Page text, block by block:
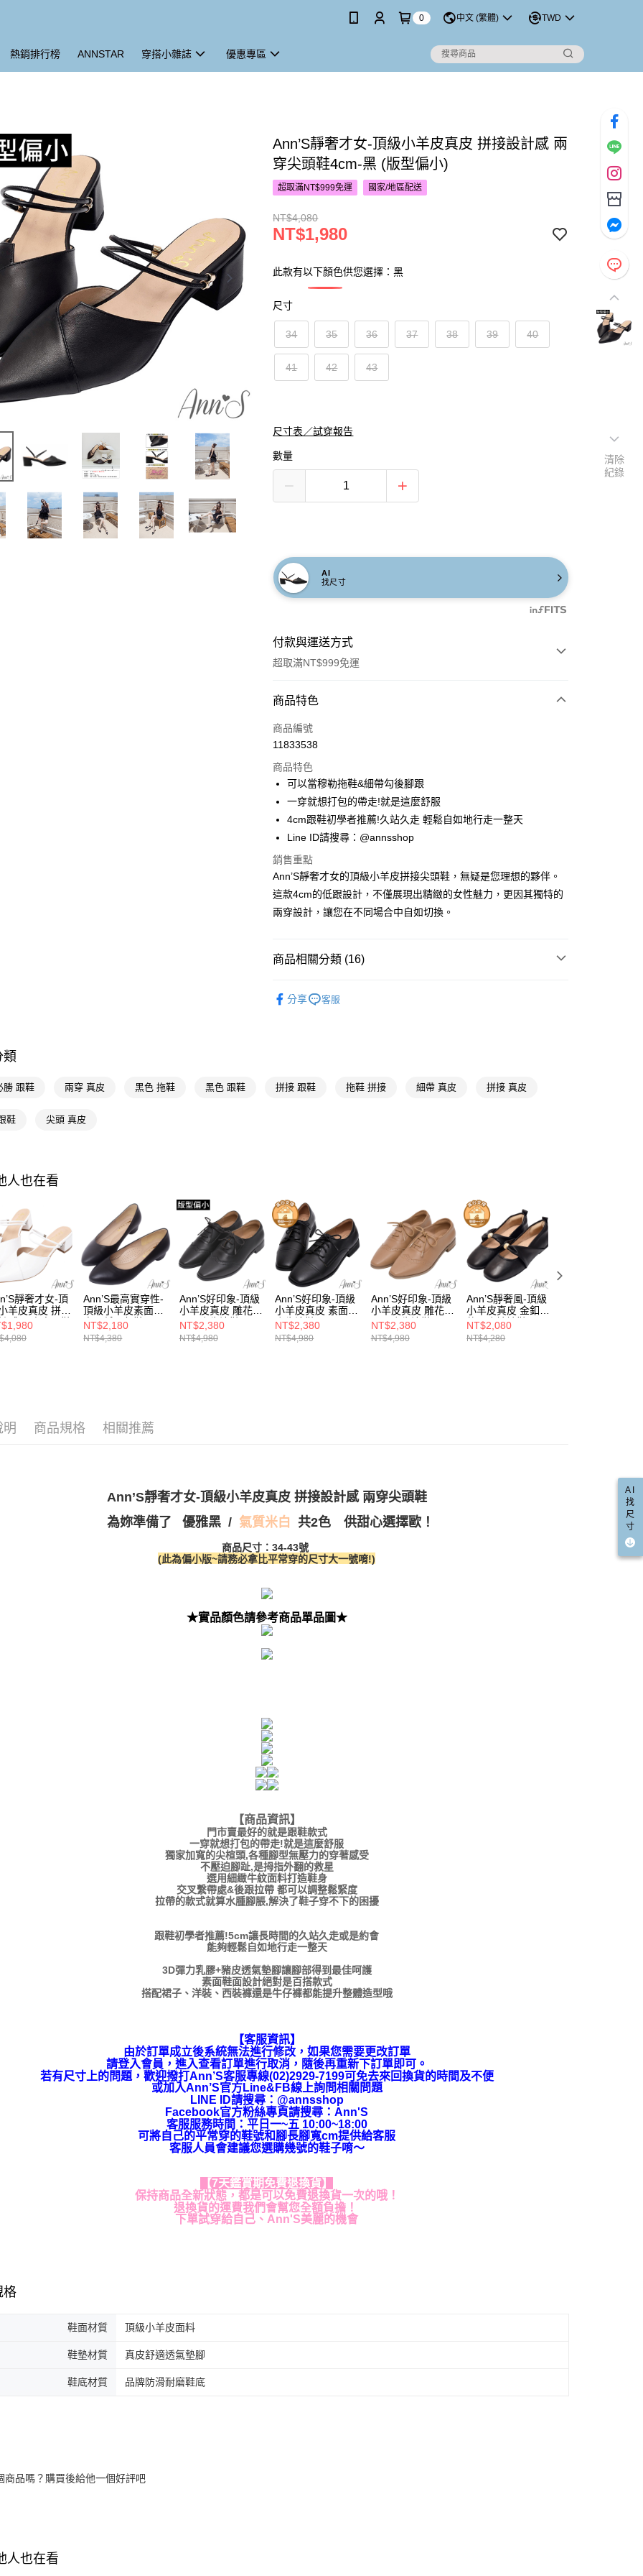
0 中文 (繁體) TWD
熱銷排行榜 ANNSTAR 穿搭小雜誌 優惠專區
Ann’S靜奢才女-頂級小羊皮真皮 拼接設計感 兩
穿尖頭鞋4cm-黑 (版型偏小)
超取滿NT$999免運 國家/地區配送
NT$4,080
NT$1,980
此款有以下顏色供您選擇：黑
尺寸
34 35 36 37 38 39 40
41 42 43
尺寸表／試穿報告
數量
AI
找尺寸
付款與運送方式
超取滿NT$999免運
付款方式
信用卡一次付款
3 期 0 利率 每期 NT$660
合作金庫商業銀行
第一商業銀行
華南商業銀行
彰化商業銀行
國泰世華商業銀行
臺灣中小企業銀行
匯豐（台灣）商業銀行
華泰商業銀行
聯邦商業銀行
遠東國際商業銀行
玉山商業銀行
星展（台灣）商業銀行
6 期 0 利率 每期NT$330
合作金庫商業銀行
第一商業銀行
華南商業銀行
國泰世華商業銀行
臺灣中小企業銀行
台中商業銀行
匯豐（台灣）商業銀行
華泰商業銀行
聯邦商業銀行
遠東國際商業銀行
台新國際商業銀行
購物金
LINE Pay
悠遊付
1.本服務由台灣大哥大提供，台灣大哥大用戶可立即使用無須另外申請。
2.付款方式選擇「大哥付你分期」，訂單成立後會自動跳轉到大哥付的交易
醒簡訊。
2.透過簡訊連結打開帳單後，可選擇「超商條碼／台灣大直營門市／銀行轉
帳／街口支付／iPASS MONEY」等通路繳費。
【注意事項】
1.本服務係由「台灣大哥大股份有限公司」（以下簡稱本公司）所提供，讓
用戶於交易時，得透過本服務購買商品或服務，並由商店將買賣／分期付
款買賣價金債權讓與本公司後，依約使用本公司帳單繳交帳款。
2.基於同意付款使用「大哥付你分期」之契約關係目的，商店將以您的個人
資料（包含姓名、電話或地址）提供予台灣大哥大進項蒐集、處理及利
用，由本公司與您本人進行分期帳單所需資料之確認、核對及更正。
相關說明
【「AFTEE先享後付」結帳流程】
１．於結帳方式選擇「AFTEE先享後付」後，將跳轉至「AFTEE先享後
付」結帳頁面，進行簡訊認證並確認金額後，即可完成結帳。
２．訂單成立數日內，您將收到繳費通知簡訊。
３．收到繳費通知簡訊後14天內，點擊此簡訊中的連結，可透過四大超商
／ATM／網路銀行／等多元方式進行付款，方視為交易完成。
※ 請注意：結帳手續完成當下不需立刻繳費，但若您需要取消訂單，請聯
絡購買商品的店家。未經商家同意取消之訂單仍視為有效，需透過AFTEE
先享後付繳納相關費用。
※ 交易是否成功請以「AFTEE先享後付 」之結帳頁面顯示為準，若有關於
是否繳費成功／繳費後需取消欲退款等相關疑問，請聯繫「AFTEE先享後
付客戶支援中心」
https://netprotections.freshdesk.com/support/home
即時審查核予不同之上限額度；若仍有額度不足之情形，本公司將視審查
５．嚴禁一人註冊多個帳號或使用他人資訊註冊。若發現惡意使用之情
動。
每筆NT$100，滿NT$999(含以上)免運費
付款後全家取貨
每筆NT$100，滿NT$999(含以上)免運費
萊爾富付款取貨
每筆NT$100，滿NT$999(含以上)免運費
付款後萊爾富取貨
每筆NT$100，滿NT$999(含以上)免運費
國家/地區配送(非順豐配送，勿填寫順豐智能櫃地址)
國家/地區配送(限中國大陸地區)
商品特色
商品編號
11833538
商品特色
可以當穆勒拖鞋&細帶勾後腳跟
一穿就想打包的帶走!就是這麼舒服
4cm跟鞋初學者推薦!久站久走 輕鬆自如地行走一整天
Line ID請搜尋：@annsshop
銷售重點
Ann’S靜奢才女的頂級小羊皮拼接尖頭鞋，無疑是您理想的夥伴。
這款4cm的低跟設計，不僅展現出精緻的女性魅力，更因其獨特的
兩穿設計，讓您在不同場合中自如切換。
商品相關分類 (16)
選顏色
選場合
選款式 穆勒鞋
選腳型 希臘腳
選機能 💕前掌乳棉系列
選材質 真皮
海外港澳直送專區
35號以下小尺寸專區
分享 客服
類
勝 跟鞋 兩穿 真皮 黑色 拖鞋 黑色 跟鞋 拼接 跟鞋 拖鞋 拼接 細帶 真皮 拼接 真皮
鞋 尖頭 真皮
人也在看
靜奢才女-頂
羊皮真皮 拼接
感 兩穿尖頭鞋
白 (版型偏小)
Ann’S最高實穿性-
頂級小羊皮素面微
尖頭低跟包鞋
2.5cm-黑(版型偏
小)
NT$2,180
NT$4,380
Ann’S好印象-頂級
小羊皮真皮 雕花方
頭平底牛津鞋
2.5cm-黑(版型偏
小)
NT$2,380
NT$4,980
Ann’S好印象-頂級
小羊皮真皮 素面平
底牛津鞋2.5cm-黑
(版型偏小)
NT$2,380
NT$4,980
Ann’S好印象-頂級
小羊皮真皮 雕花方
頭平底牛津鞋
2.5cm-棕(版型偏
小)
NT$2,380
NT$4,980
Ann’S靜奢風-頂級
小羊皮真皮 金釦超
軟平底娃娃鞋1cm-
黑
NT$2,080
NT$4,280
明 商品規格 相關推薦
Ann’S靜奢才女-頂級小羊皮真皮 拼接設計感 兩穿尖頭鞋
為妳準備了
優雅黑 / 氣質米白 共2色 供甜心選擇歐！
商品尺寸：34-43號
(此為偏小版~請務必拿比平常穿的尺寸大一號唷!)
★實品顏色請參考商品單品圖★
【商品資訊】
門市賣最好的就是跟鞋款式
一穿就想打包的帶走!就是這麼舒服
獨家加寬的尖楦頭,各種腳型無壓力的穿著感受
不壓迫腳趾,是拇指外翻的救星
選用細緻牛紋面料打造鞋身
交叉繫帶處&後跟拉帶 都可以調整鬆緊度
拉帶的款式就算水腫腳脹,解決了鞋子穿不下的困擾
跟鞋初學者推薦!5cm讓長時間的久站久走或是約會
能夠輕鬆自如地行走一整天
3D彈力乳膠+豬皮透氣墊腳讓腳部得到最佳呵護
素面鞋面設計絕對是百搭款式
搭配裙子、洋裝、西裝褲還是牛仔褲都能提升整體造型哦
【客服資訊】
由於訂單成立後系統無法進行修改，如果您需要更改訂單
請登入會員，進入查看訂單進行取消，隨後再重新下訂單即可。
若有尺寸上的問題，歡迎撥打Ann’S客服專線(02)2929-7199可免去來回換貨的時間及不便
或加入Ann’S官方Line&FB線上詢問相關問題
LINE ID請搜尋： @annsshop
Facebook官方粉絲專頁請搜尋：Ann'S
客服服務時間：平日一~五 10:00~18:00
可將自己的平常穿的鞋號和腳長腳寬cm提供給客服
客服人員會建議您選購幾號的鞋子唷～
【7天鑑賞期免費退換貨】
保持商品全新狀態，都是可以免費退換貨一次的哦！
退換貨的運費我們會幫您全額負擔！
下單試穿給自己、Ann'S美麗的機會
格
鞋面材質 頂級小羊皮面料
鞋墊材質 真皮舒適透氣墊腳
鞋底材質 品牌防滑耐磨鞋底
商品嗎？購買後給他一個好評吧
人也在看
清除
紀錄
AI
找
尺
寸